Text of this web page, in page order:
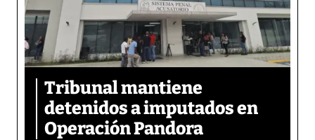
Tribunal mantiene
detenidos a imputados en
Operación Pandora